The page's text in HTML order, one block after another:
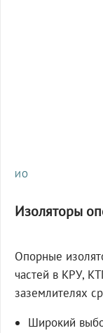
ИО
Изоляторы
Опорные
частей в КРУ,
заземлителях
Широкий